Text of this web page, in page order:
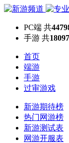
PC端 共
手游 共18097
首页
端游
手游
过审游戏
新游期待榜
热门网游榜
新游测试表
网游开服表